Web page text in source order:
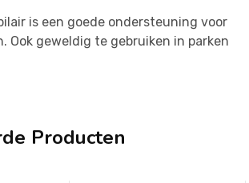
is een goede ondersteuning voor
Ook geweldig te gebruiken in parken
Producten